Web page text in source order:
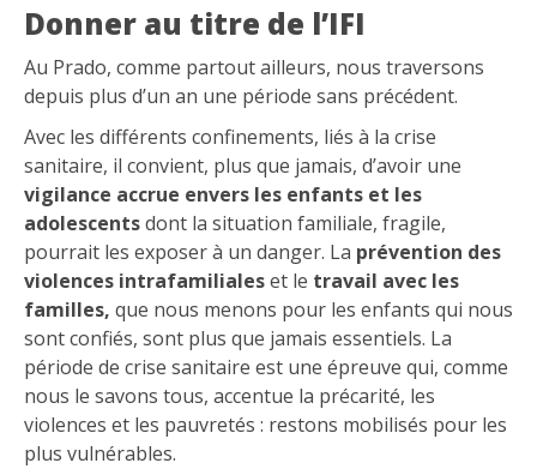
Donner au titre de l’IFI
Au Prado, comme partout ailleurs, nous traversons
depuis plus d’un an une période sans précédent.
Avec les différents confinements, liés à la crise
sanitaire, il convient, plus que jamais, d’avoir une
vigilance accrue envers les enfants et les
adolescentsdont la situation familiale, fragile,
pourrait les exposer à un danger. La prévention des
violences intrafamilialeset le travail avec les
familles, que nous menons pour les enfants qui nous
sont confiés, sont plus que jamais essentiels. La
période de crise sanitaire est une épreuve qui, comme
nous le savons tous, accentue la précarité, les
violences et les pauvretés : restons mobilisés pour les
plus vulnérables.